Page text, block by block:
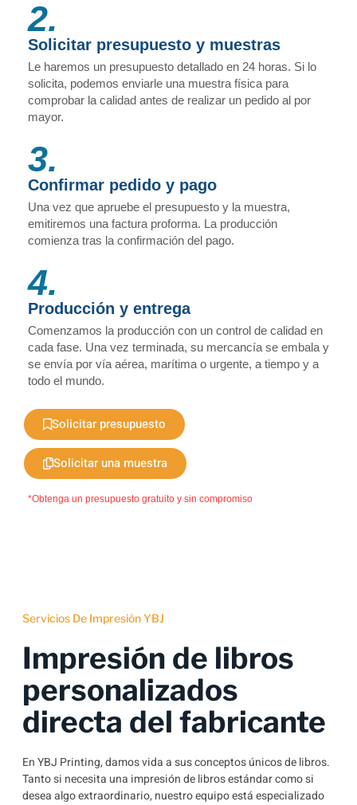
2.
Solicitar presupuesto y muestras
Le haremos un presupuesto detallado en 24 horas. Si lo
solicita, podemos enviarle una muestra física para
comprobar la calidad antes de realizar un pedido al por
mayor.
3.
Confirmar pedido y pago
Una vez que apruebe el presupuesto y la muestra,
emitiremos una factura proforma. La producción
comienza tras la confirmación del pago.
4.
Producción y entrega
Comenzamos la producción con un control de calidad en
cada fase. Una vez terminada, su mercancía se embala y
se envía por vía aérea, marítima o urgente, a tiempo y a
todo el mundo.
Solicitar presupuesto
Solicitar una muestra
*Obtenga un presupuesto gratuito y sin compromiso
Servicios De Impresión YBJ
Impresión de libros
personalizados
directa del fabricante
En YBJ Printing, damos vida a sus conceptos únicos de libros.
Tanto si necesita una impresión de libros estándar como si
desea algo extraordinario, nuestro equipo está especializado